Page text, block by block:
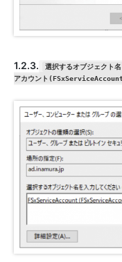
1.2.3. 選択するオブジェクト
アカウント(FSxServiceAccount